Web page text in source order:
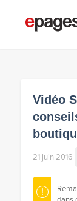
Vidéo
21 juin 2016